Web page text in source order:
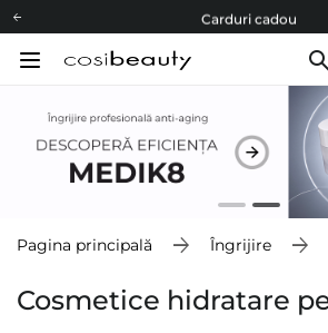
Carduri cadou
Livrare mai ieftină pentru comenzile
Carduri cadou
Livrare mai ieftină pentru comenzile
Pagina principală Îngrijire
Cosmetice hidratare